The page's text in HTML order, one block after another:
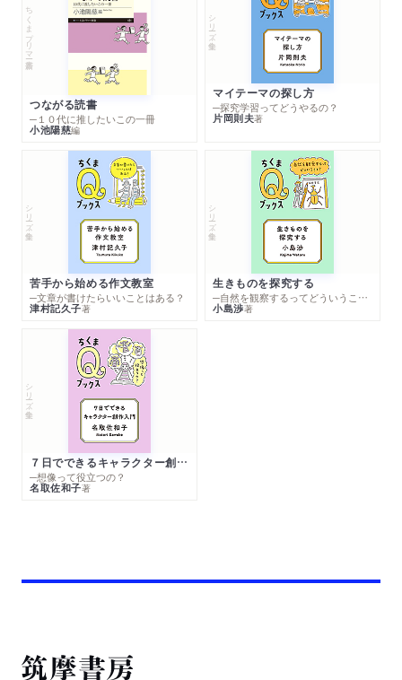
ちくまプリマー新書
つながる読書
─１０代に推したいこの一冊
小池陽慈編
シリーズ・全集
マイテーマの探し方
─探究学習ってどうやるの？
片岡則夫著
シリーズ・全集
苦手から始める作文教室
─文章が書けたらいいことはある？
津村記久子著
シリーズ・全集
生きものを探究する
─自然を観察するってどういうこと？
小島渉著
シリーズ・全集
７日でできるキャラクター創作入門
─想像って役立つの？
名取佐和子著